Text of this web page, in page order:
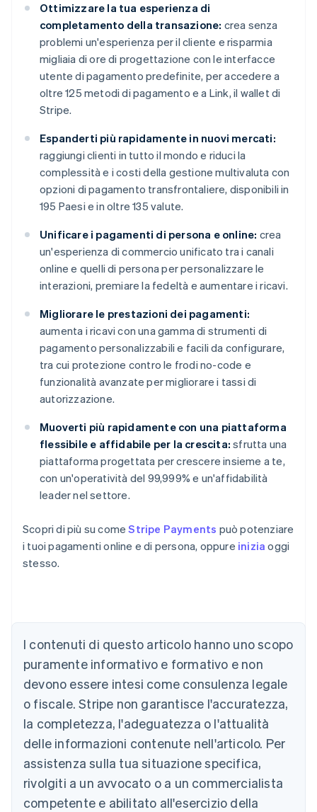
Ottimizzare la tua esperienza di
completamento della transazione: crea senza
problemi un'esperienza per il cliente e risparmia
migliaia di ore di progettazione con le interfacce
utente di pagamento predefinite, per accedere a
oltre 125 metodi di pagamento e a Link, il wallet di
Stripe.
Espanderti più rapidamente in nuovi mercati:
raggiungi clienti in tutto il mondo e riduci la
complessità e i costi della gestione multivaluta con
opzioni di pagamento transfrontaliere, disponibili in
195 Paesi e in oltre 135 valute.
Unificare i pagamenti di persona e online: crea
un'esperienza di commercio unificato tra i canali
online e quelli di persona per personalizzare le
interazioni, premiare la fedeltà e aumentare i ricavi.
Migliorare le prestazioni dei pagamenti:
aumenta i ricavi con una gamma di strumenti di
pagamento personalizzabili e facili da configurare,
tra cui protezione contro le frodi no-code e
funzionalità avanzate per migliorare i tassi di
autorizzazione.
Muoverti più rapidamente con una piattaforma
flessibile e affidabile per la crescita: sfrutta una
piattaforma progettata per crescere insieme a te,
con un'operatività del 99,999% e un'affidabilità
leader nel settore.
Scopri di più su comeStripe Payments può potenziare
i tuoi pagamenti online e di persona, oppure inizia oggi
stesso.
I contenuti di questo articolo hanno uno scopo
puramente informativo e formativo e non
devono essere intesi come consulenza legale
o fiscale. Stripe non garantisce l'accuratezza,
la completezza, l'adeguatezza o l'attualità
delle informazioni contenute nell'articolo. Per
assistenza sulla tua situazione specifica,
rivolgiti a un avvocato o a un commercialista
competente e abilitato all'esercizio della
Austria
Belgio
Nederlands FrançaisDeutschEnglish
Brasile
Português English
Bulgaria
English
Canada
EnglishFrançais
Cina continentale
简体中文
Cipro
English